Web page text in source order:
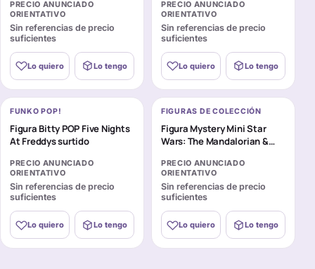
PRECIO ANUNCIADO
ORIENTATIVO
Sin referencias de precio
suficientes
Lo quiero Lo tengo
PRECIO ANUNCIADO
ORIENTATIVO
Sin referencias de precio
suficientes
Lo quiero Lo tengo
FUNKO POP!
Figura Bitty POP Five Nights
At Freddys surtido
PRECIO ANUNCIADO
ORIENTATIVO
Sin referencias de precio
suficientes
Lo quiero Lo tengo
FIGURAS DE COLECCIÓN
Figura Mystery Mini Star
Wars: The Mandalorian &
PRECIO ANUNCIADO
ORIENTATIVO
Sin referencias de precio
suficientes
Lo quiero Lo tengo